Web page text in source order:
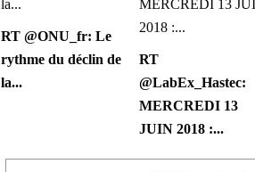
RT @ONU_fr: Le
rythme du déclin de
la...
RT
@LabEx_Hastec:
MERCREDI 13
JUIN 2018 :...